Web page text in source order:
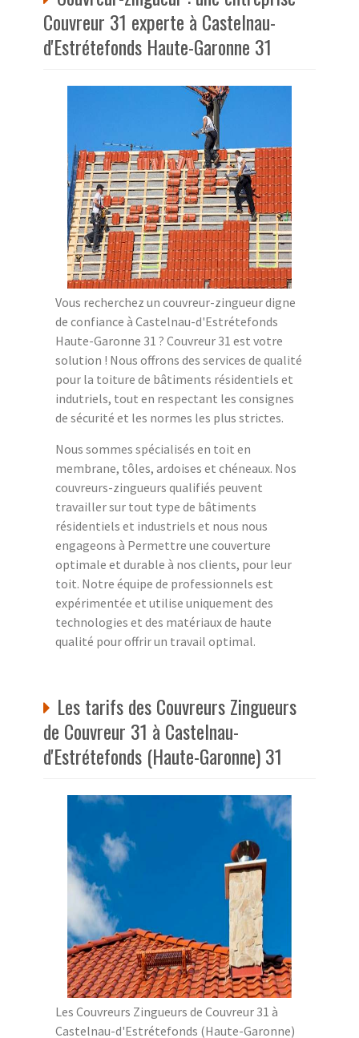
Couvreur 31 experte à Castelnau-
d'Estrétefonds Haute-Garonne 31
Vous recherchez un couvreur-zingueur digne
de confiance à Castelnau-d'Estrétefonds
Haute-Garonne 31 ? Couvreur 31 est votre
solution ! Nous offrons des services de qualité
pour la toiture de bâtiments résidentiels et
indutriels, tout en respectant les consignes
de sécurité et les normes les plus strictes.
Nous sommes spécialisés en toit en
membrane, tôles, ardoises et chéneaux. Nos
couvreurs-zingueurs qualifiés peuvent
travailler sur tout type de bâtiments
résidentiels et industriels et nous nous
engageons à Permettre une couverture
optimale et durable à nos clients, pour leur
toit. Notre équipe de professionnels est
expérimentée et utilise uniquement des
technologies et des matériaux de haute
qualité pour offrir un travail optimal.
Les tarifs des Couvreurs Zingueurs
de Couvreur 31 à Castelnau-
d'Estrétefonds (Haute-Garonne) 31
Les Couvreurs Zingueurs de Couvreur 31 à
Castelnau-d'Estrétefonds (Haute-Garonne)